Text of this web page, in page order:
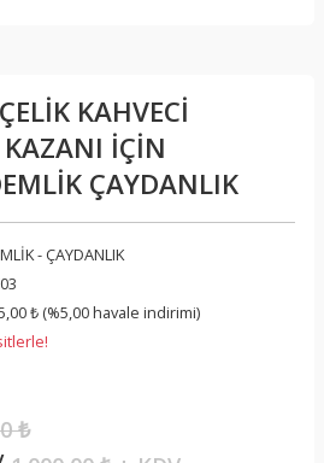
KAHVECİ
İÇİN
ÇAYDANLIK
- ÇAYDANLIK
₺ (%5,00 havale indirimi)
₺